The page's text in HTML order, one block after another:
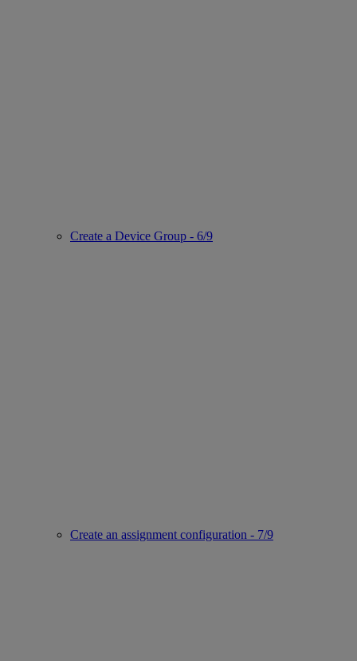
Create a Device Group - 6/9
Create an assignment configuration - 7/9